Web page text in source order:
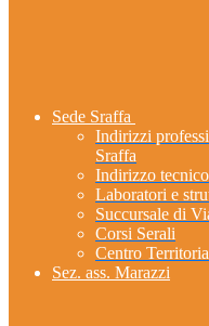
Sede Sraffa
Indirizzi
Sraffa
Indirizzo
Laboratori e
Succursale di
Corsi Serali
Centro
Sez. ass. Marazzi